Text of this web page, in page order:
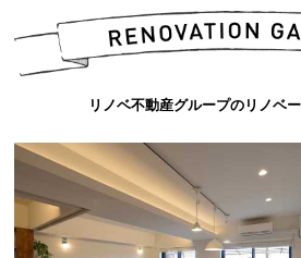
リノベ不動産グループのリノベ